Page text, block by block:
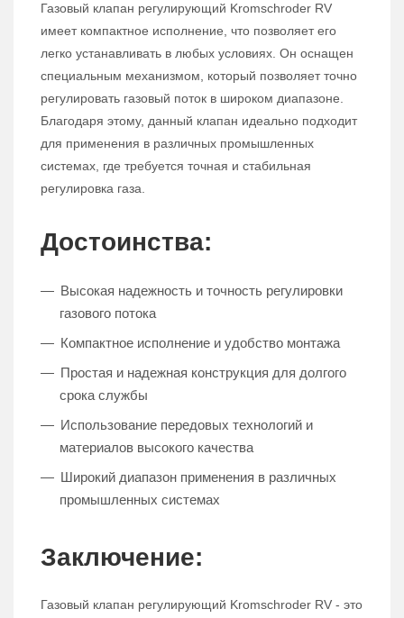
Газовый клапан регулирующий Kromschroder RV
имеет компактное исполнение, что позволяет его
легко устанавливать в любых условиях. Он оснащен
специальным механизмом, который позволяет точно
регулировать газовый поток в широком диапазоне.
Благодаря этому, данный клапан идеально подходит
для применения в различных промышленных
системах, где требуется точная и стабильная
регулировка газа.
Достоинства:
Высокая надежность и точность регулировки
газового потока
Компактное исполнение и удобство монтажа
Простая и надежная конструкция для долгого
срока службы
Использование передовых технологий и
материалов высокого качества
Широкий диапазон применения в различных
промышленных системах
Заключение:
Газовый клапан регулирующий Kromschroder RV - это